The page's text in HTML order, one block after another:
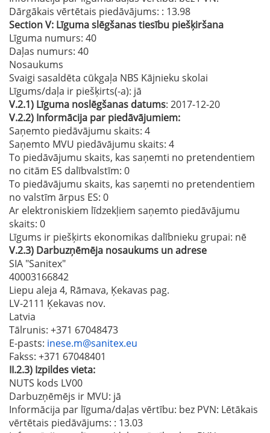
Dārgākais vērtētais piedāvājums: : 13.98
SectionV: Līguma slēgšanas tiesību piešķiršana
Līguma numurs: 40
Daļas numurs: 40
Nosaukums
Svaigi sasaldēta cūkgaļa NBS Kājnieku skolai
Līgums/daļa ir piešķirts(-a): jā
V.2.1) Līguma noslēgšanas datums: 2017-12-20
V.2.2) Informācija par piedāvājumiem:
Saņemto piedāvājumu skaits: 4
Saņemto MVU piedāvājumu skaits: 4
To piedāvājumu skaits, kas saņemti no pretendentiem
no citām ES dalībvalstīm: 0
To piedāvājumu skaits, kas saņemti no pretendentiem
no valstīm ārpus ES: 0
Ar elektroniskiem līdzekļiem saņemto piedāvājumu
skaits: 0
Līgums ir piešķirts ekonomikas dalībnieku grupai: nē
V.2.3) Darbuzņēmēja nosaukums un adrese
SIA "Sanitex"
40003166842
Liepu aleja 4, Rāmava, Ķekavas pag.
LV-2111 Ķekavas nov.
Latvia
Tālrunis: +371 67048473
E-pasts: inese.m@sanitex.eu
Fakss: +371 67048401
II.2.3) Izpildes vieta:
NUTS kods LV00
Darbuzņēmējs ir MVU: jā
Informācija par līguma/daļas vērtību: bez PVN: Lētākais
vērtētais piedāvājums: : 13.03